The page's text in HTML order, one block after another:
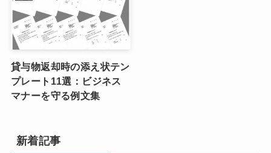
貸与物返却時の添え状テン
プレート11選：ビジネス
マナーを守る例文集
新着記事